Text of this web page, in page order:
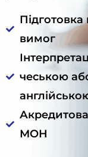
Підготовка
вимог
чеською
МОН